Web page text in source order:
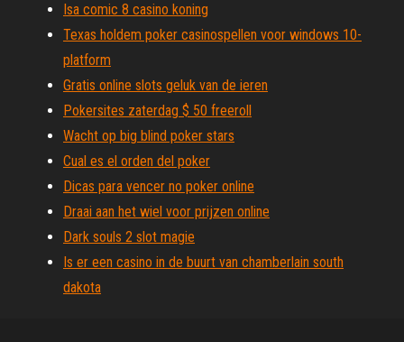
Isa comic 8 casino koning
Texas holdem poker casinospellen voor windows 10-
platform
Gratis online slots geluk van de ieren
Pokersites zaterdag $ 50 freeroll
Wacht op big blind poker stars
Cual es el orden del poker
Dicas para vencer no poker online
Draai aan het wiel voor prijzen online
Dark souls 2 slot magie
Is er een casino in de buurt van chamberlain south
dakota